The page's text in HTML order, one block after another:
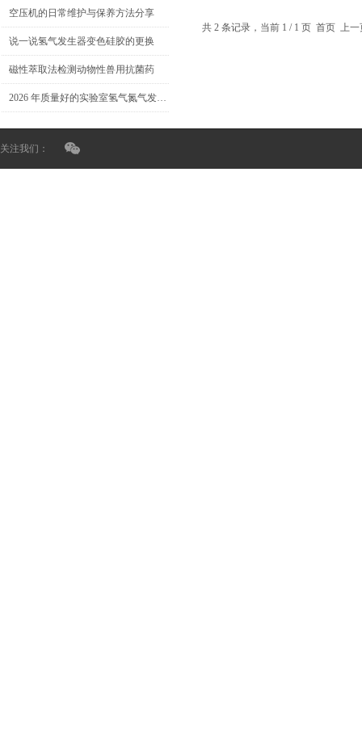
空压机的日常维护与保养方法分享
说一说氢气发生器变色硅胶的更换
磁性萃取法检测动物性兽用抗菌药
2026 年质量好的实验室氢气氮气发生器厂家权威甄选：洞悉行业核心，解析头部企业
共 2 条记录，当前 1 / 1 页 首页 上
关注我们：